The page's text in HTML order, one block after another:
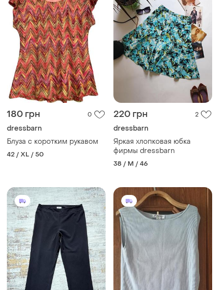
180 грн 0
dressbarn
Блуза с коротким рукавом
42 / XL / 50
220 грн 2
dressbarn
Яркая хлопковая юбка
фирмы dressbarn
38 / M / 46